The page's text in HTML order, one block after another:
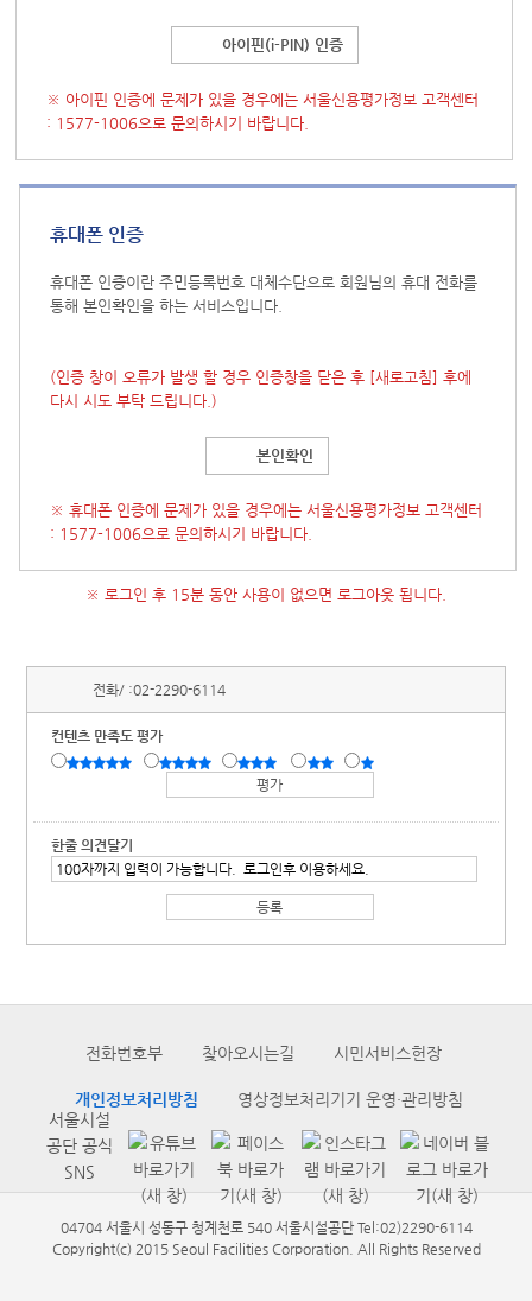
아이핀(i-PIN) 인증
※ 아이핀 인증에 문제가 있을 경우에는 서울신용평가정보 고객센터
: 1577-1006으로 문의하시기 바랍니다.
휴대폰 인증
휴대폰 인증이란 주민등록번호 대체수단으로 회원님의 휴대 전화를
통해 본인확인을 하는 서비스입니다.
(인증 창이 오류가 발생 할 경우 인증창을 닫은 후 [새로고침] 후에
다시 시도 부탁 드립니다.)
본인확인
※ 휴대폰 인증에 문제가 있을 경우에는 서울신용평가정보 고객센터
: 1577-1006으로 문의하시기 바랍니다.
※ 로그인 후 15분 동안 사용이 없으면 로그아웃 됩니다.
전화/ :02-2290-6114
컨텐츠 만족도 평가
한줄 의견달기
전화번호부 찾아오시는길 시민서비스헌장
개인정보처리방침
영상정보처리기기 운영·관리방침
서울시설
공단 공식
SNS
04704 서울시 성동구 청계천로 540 서울시설공단 Tel:02)2290-6114
Copyright(c) 2015 Seoul Facilities Corporation. All Rights Reserved